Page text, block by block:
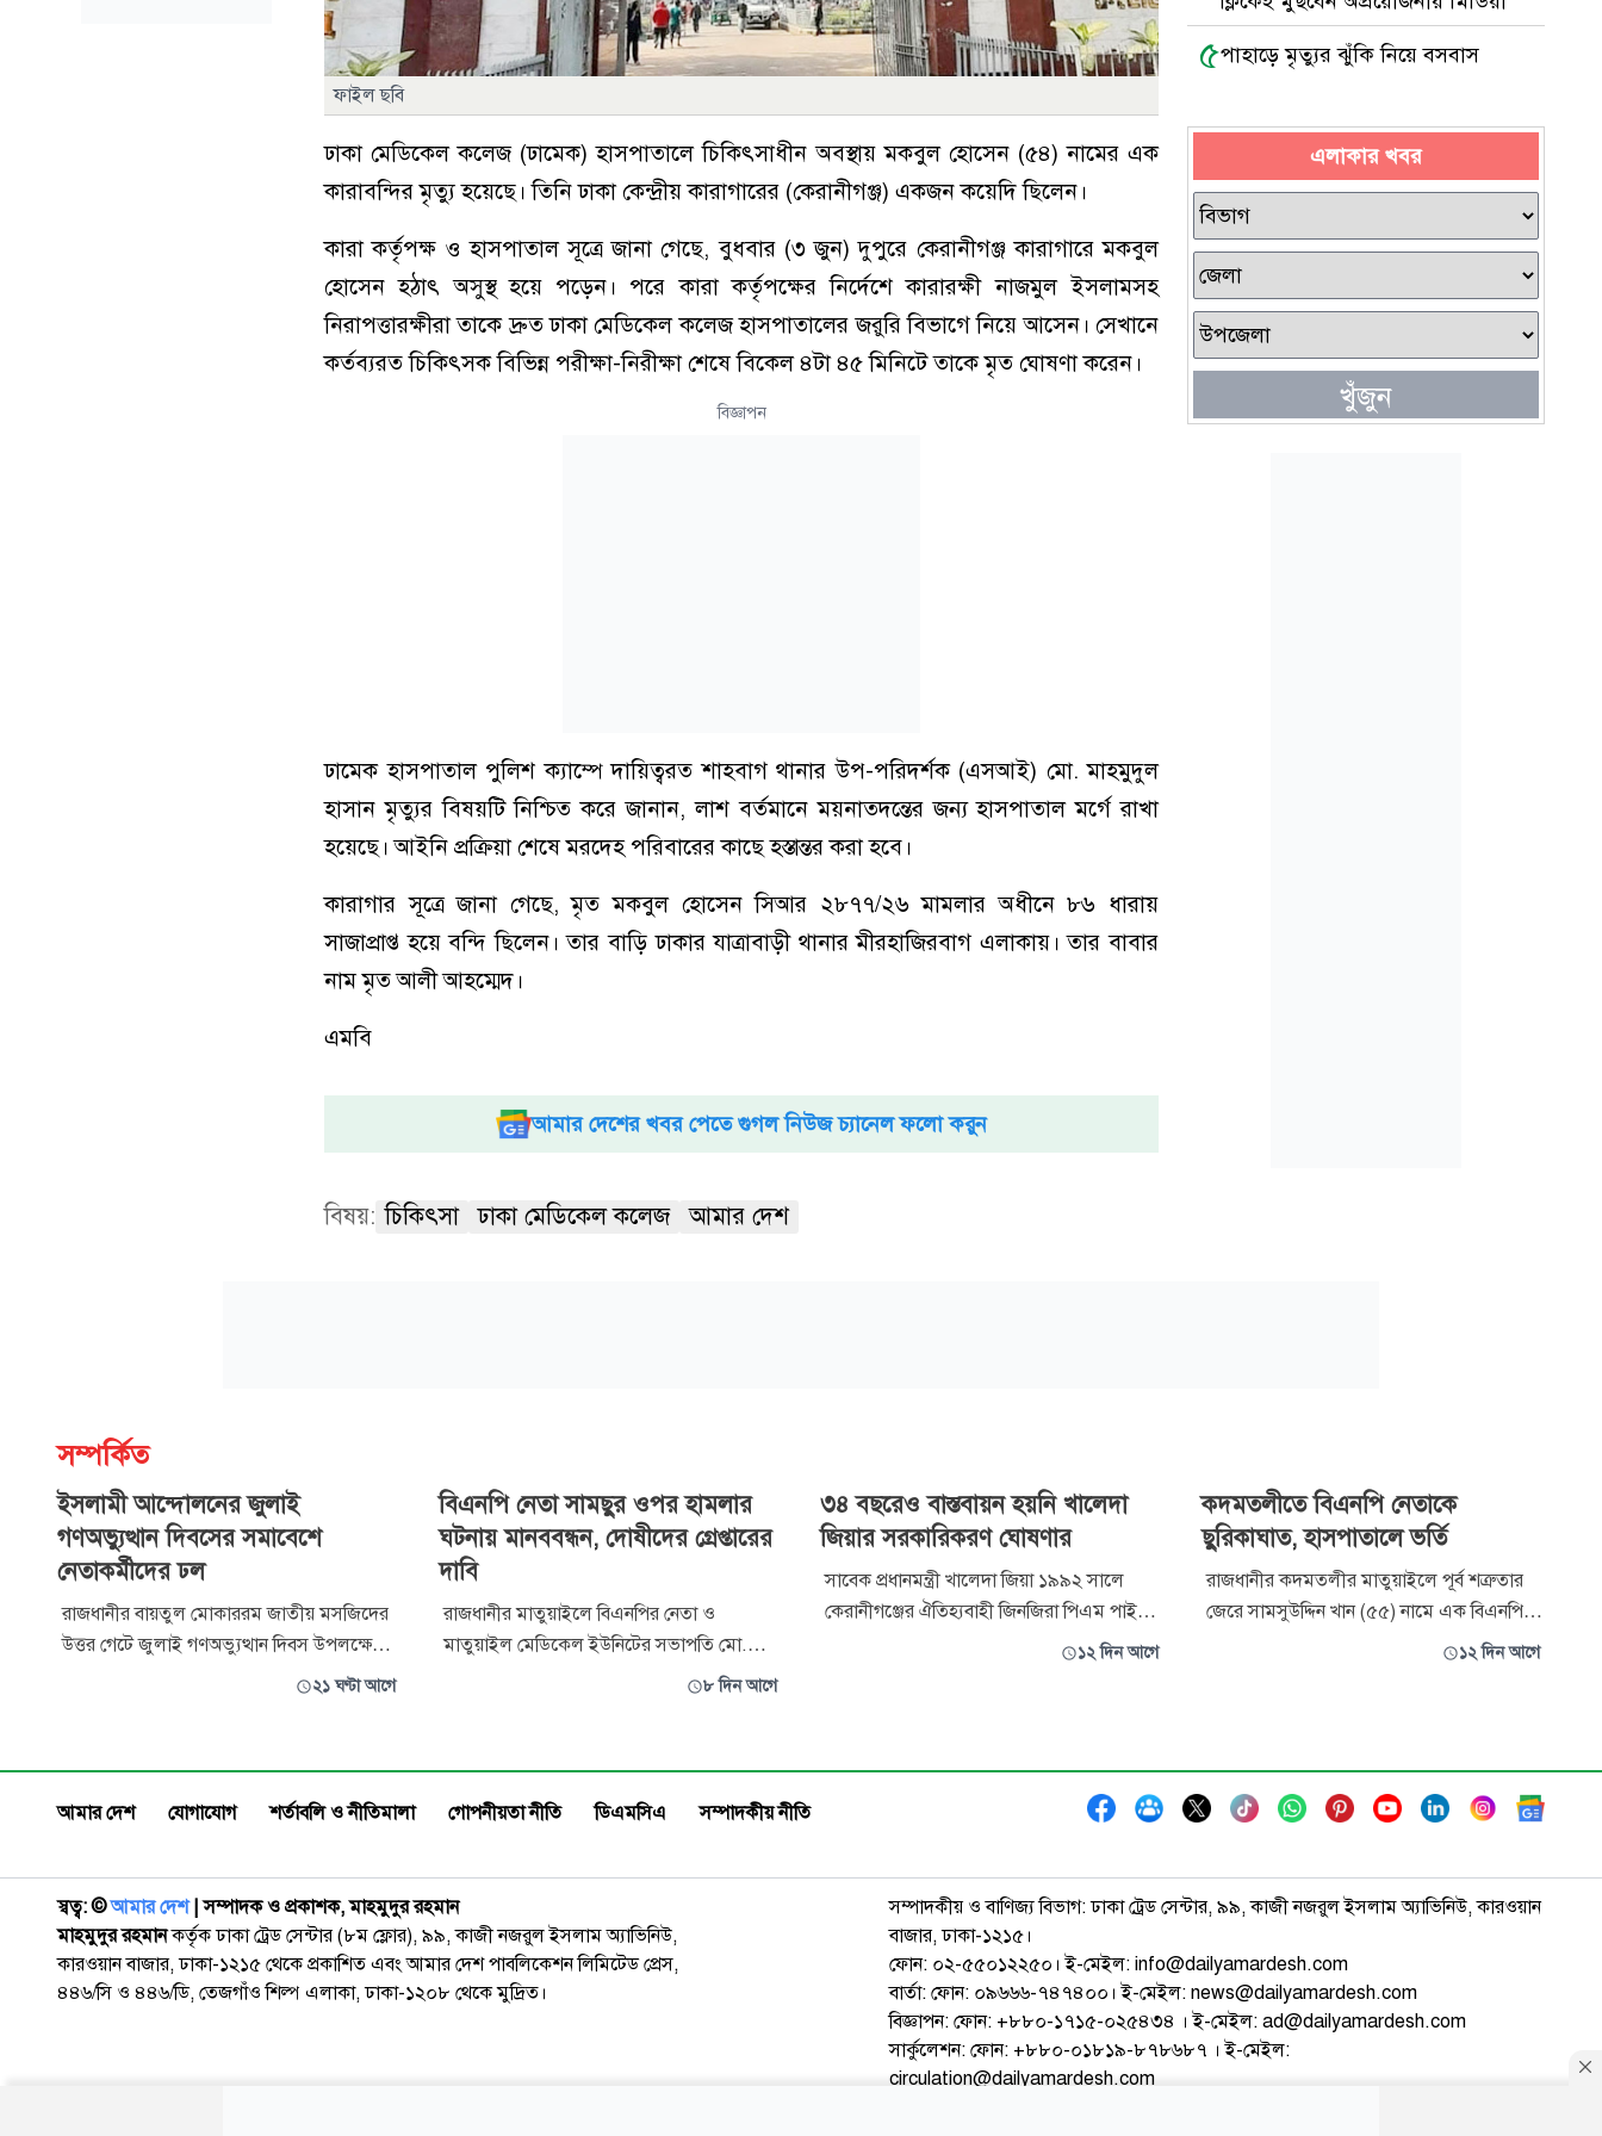
ফাইল ছবি
ঢাকা মেডিকেল কলেজ (ঢামেক) হাসপাতালে চিকিৎসাধীন অবস্থায় মকবুল হোসেন (৫৪) নামের এক
কারাবন্দির মৃত্যু হয়েছে। তিনি ঢাকা কেন্দ্রীয় কারাগারের (কেরানীগঞ্জ) একজন কয়েদি ছিলেন।
​কারা কর্তৃপক্ষ ও হাসপাতাল সূত্রে জানা গেছে, বুধবার (৩ জুন) দুপুরে কেরানীগঞ্জ কারাগারে মকবুল
হোসেন হঠাৎ অসুস্থ হয়ে পড়েন। পরে কারা কর্তৃপক্ষের নির্দেশে কারারক্ষী নাজমুল ইসলামসহ
নিরাপত্তারক্ষীরা তাকে দ্রুত ঢাকা মেডিকেল কলেজ হাসপাতালের জরুরি বিভাগে নিয়ে আসেন। সেখানে
কর্তব্যরত চিকিৎসক বিভিন্ন পরীক্ষা-নিরীক্ষা শেষে বিকেল ৪টা ৪৫ মিনিটে তাকে মৃত ঘোষণা করেন।
বিজ্ঞাপন
​ঢামেক হাসপাতাল পুলিশ ক্যাম্পে দায়িত্বরত শাহবাগ থানার উপ-পরিদর্শক (এসআই) মো. মাহমুদুল
হাসান মৃত্যুর বিষয়টি নিশ্চিত করে জানান, লাশ বর্তমানে ময়নাতদন্তের জন্য হাসপাতাল মর্গে রাখা
হয়েছে। আইনি প্রক্রিয়া শেষে মরদেহ পরিবারের কাছে হস্তান্তর করা হবে।
​কারাগার সূত্রে জানা গেছে, মৃত মকবুল হোসেন সিআর ২৮৭৭/২৬ মামলার অধীনে ৮৬ ধারায়
সাজাপ্রাপ্ত হয়ে বন্দি ছিলেন। তার বাড়ি ঢাকার যাত্রাবাড়ী থানার মীরহাজিরবাগ এলাকায়। তার বাবার
নাম মৃত আলী আহম্মেদ।
এমবি
আমার দেশের খবর পেতে গুগল নিউজ চ্যানেল ফলো করুন
বিষয়: চিকিৎসা ঢাকা মেডিকেল কলেজ আমার দেশ
৫পাহাড়ে মৃত্যুর ঝুঁকি নিয়ে বসবাস
এলাকার খবর
খুঁজুন
সম্পর্কিত
ইসলামী আন্দোলনের জুলাই
গণঅভ্যুত্থান দিবসের সমাবেশে
নেতাকর্মীদের ঢল
রাজধানীর বায়তুল মোকাররম জাতীয় মসজিদের
উত্তর গেটে জুলাই গণঅভ্যুত্থান দিবস উপলক্ষে
ইসলামী আন্দোলন বাংলাদেশের আয়োজিত
শুরু হওয়া এ সমাবেশে রাজধানীসহ বিভিন্ন এলাকা
থেকে বিপুলসংখ্যক নেতাকর্মী অংশ নেন। সমাব
২১ ঘণ্টা আগে
বিএনপি নেতা সামছুর ওপর হামলার
ঘটনায় মানববন্ধন, দোষীদের গ্রেপ্তারের
দাবি
রাজধানীর মাতুয়াইলে বিএনপির নেতা ও
মাতুয়াইল মেডিকেল ইউনিটের সভাপতি মো.
সামছুদ্দিন খান সামছুর ওপর হামলার ঘটনায়
মাতুয়াইল মেডিকেলের সামনে স্থানীয়
এলাকাবাসী, বিএনপির নেতাকর্মী এবং বিভিন্ন
৮ দিন আগে
৩৪ বছরেও বাস্তবায়ন হয়নি খালেদা
জিয়ার সরকারিকরণ ঘোষণার
সাবেক প্রধানমন্ত্রী খালেদা জিয়া ১৯৯২ সালে
কেরানীগঞ্জের ঐতিহ্যবাহী জিনজিরা পিএম পাইলট
উচ্চ বিদ্যালয়কে সরকারিকরণের ঘোষণা
ক্ষমতায় আসায় তারা খালেদা জিয়ার ওই ঘোষণা
১২ দিন আগে
কদমতলীতে বিএনপি নেতাকে
ছুরিকাঘাত, হাসপাতালে ভর্তি
রাজধানীর কদমতলীর মাতুয়াইলে পূর্ব শত্রুতার
জেরে সামসুউদ্দিন খান (৫৫) নামে এক বিএনপি
নেতাকে ছুরিকাঘাতের ঘটনা ঘটেছে। গুরুতর আহত
মাতুয়াইল মেডিকেল ইউনিটের সভাপতি
১২ দিন আগে
আমার দেশ যোগাযোগ শর্তাবলি ও নীতিমালা গোপনীয়তা নীতি ডিএমসিএ সম্পাদকীয় নীতি
স্বত্ব: ©️আমার দেশ| সম্পাদক ও প্রকাশক, মাহমুদুর রহমান
মাহমুদুর রহমানকর্তৃক ঢাকা ট্রেড সেন্টার (৮ম ফ্লোর), ৯৯, কাজী নজরুল ইসলাম অ্যাভিনিউ,
কারওয়ান বাজার, ঢাকা-১২১৫ থেকে প্রকাশিত এবং আমার দেশ পাবলিকেশন লিমিটেড প্রেস,
৪৪৬/সি ও ৪৪৬/ডি, তেজগাঁও শিল্প এলাকা, ঢাকা-১২০৮ থেকে মুদ্রিত।
সম্পাদকীয় ও বাণিজ্য বিভাগ: ঢাকা ট্রেড সেন্টার, ৯৯, কাজী নজরুল ইসলাম অ্যাভিনিউ, কারওয়ান
বাজার, ঢাকা-১২১৫।
ফোন: ০২-৫৫০১২২৫০। ই-মেইল: info@dailyamardesh.com
বার্তা: ফোন: ০৯৬৬৬-৭৪৭৪০০। ই-মেইল: news@dailyamardesh.com
বিজ্ঞাপন: ফোন: +৮৮০-১৭১৫-০২৫৪৩৪ । ই-মেইল: ad@dailyamardesh.com
সার্কুলেশন: ফোন: +৮৮০-০১৮১৯-৮৭৮৬৮৭ । ই-মেইল:
circulation@dailyamardesh.com